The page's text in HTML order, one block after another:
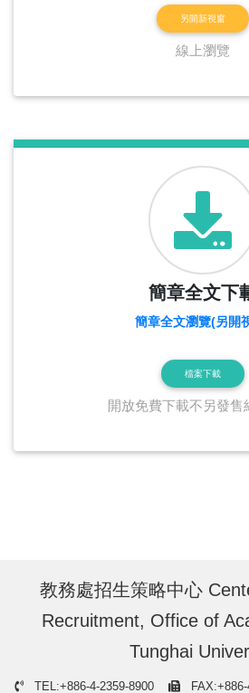
另開新視窗
線上瀏覽
簡章全文下
簡章全文瀏覽(另開
檔案下載
開放免費下載不另發售
教務處招生策略中心
Recruitment, Office of
Tunghai
TEL:+886-4-2359-8900